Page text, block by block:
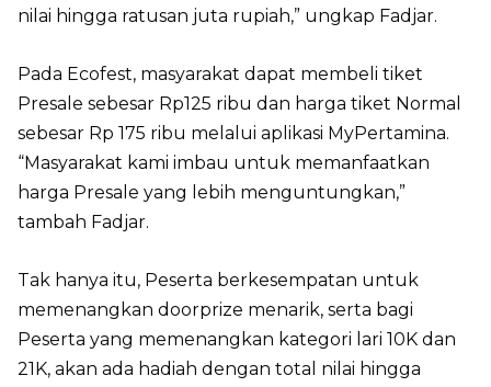
nilai hingga ratusan juta rupiah,” ungkap Fadjar.
Pada Ecofest, masyarakat dapat membeli tiket
Presale sebesar Rp125 ribu dan harga tiket Normal
sebesar Rp 175 ribu melalui aplikasi MyPertamina.
“Masyarakat kami imbau untuk memanfaatkan
harga Presale yang lebih menguntungkan,”
tambah Fadjar.
Tak hanya itu, Peserta berkesempatan untuk
memenangkan doorprize menarik, serta bagi
Peserta yang memenangkan kategori lari 10K dan
21K, akan ada hadiah dengan total nilai hingga